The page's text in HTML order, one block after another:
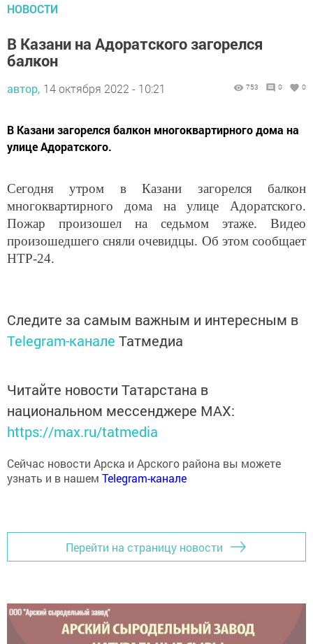
НОВОСТИ
В Казани на Адоратского загорелся
балкон
автор, 14 октября 2022 - 10:21 753 0 0
В Казани загорелся балкон многоквартирного дома на
улице Адоратского.
Сегодня утром в Казани загорелся балкон
многоквартирного дома на улице Адоратского.
Пожар произошел на седьмом этаже. Видео
произошедшего сняли очевидцы. Об этом сообщает
НТР-24.
Следите за самым важным и интересным в
Telegram-канале Татмедиа
Читайте новости Татарстана в
национальном мессенджере MАХ:
https://max.ru/tatmedia
Сейчас новости Арска и Арского района вы можете
узнать и в нашем Telegram-канале
Перейти на страницу новости